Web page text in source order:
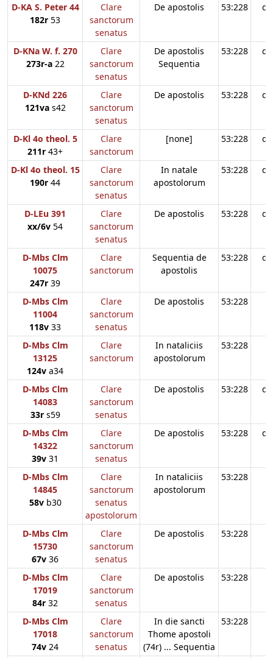
D-KA S. Peter 44
182r 53
Clare
sanctorum
senatus
De apostolis 53:228
D-KNa W. f. 270
273r-a22
Clare
sanctorum
senatus
De apostolis
Sequentia
53:228
D-KNd 226
121vas42
Clare
sanctorum
senatus
De apostolis 53:228
D-Kl 4o theol. 5
211r 43+
Clare
sanctorum
[none] 53:228
D-Kl 4o theol. 15
190r 44
Clare
sanctorum
senatus
In natale
apostolorum
53:228
D-LEu 391
xx/6v 54
Clare
sanctorum
senatus
De apostolis 53:228
D-Mbs Clm
10075
247r 39
Clare
sanctorum
Sequentia de
apostolis
53:228
D-Mbs Clm
11004
118v 33
Clare
sanctorum
senatus
De apostolis 53:228
D-Mbs Clm
13125
124v a34
Clare
sanctorum
In nataliciis
apostolorum
53:228
D-Mbs Clm
14083
33rs59
Clare
sanctorum
senatus
De apostolis 53:228
D-Mbs Clm
14322
39v 31
Clare
sanctorum
senatus
De apostolis 53:228
D-Mbs Clm
14845
58vb30
Clare
sanctorum
senatus
apostolorum
In nataliciis
apostolorum
53:228
D-Mbs Clm
15730
67v 36
Clare
sanctorum
senatus
De apostolis 53:228
D-Mbs Clm
17019
84r 32
Clare
sanctorum
senatus
De apostolis 53:228
D-Mbs Clm
17018
74v 24
Clare
sanctorum
senatus
In die sancti
Thome apostoli
(74r) ... Sequentia
53:228